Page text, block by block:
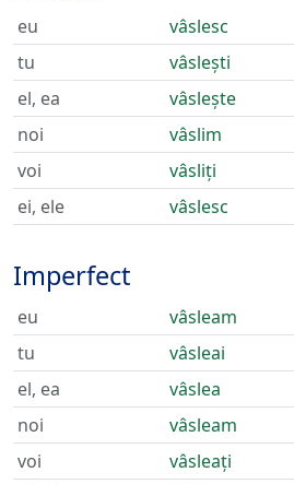
eu
vâslesc
tu
vâslești
el, ea
vâslește
noi
vâslim
voi
vâsliți
ei, ele
vâslesc
Imperfect
eu
vâsleam
tu
vâsleai
el, ea
vâslea
noi
vâsleam
voi
vâsleați